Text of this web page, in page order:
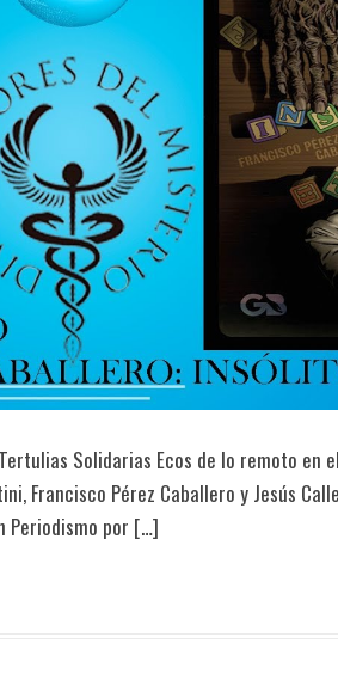
Solidarias Ecos de lo remoto en
Francisco Pérez Caballero y Jesús
Periodismo por […]